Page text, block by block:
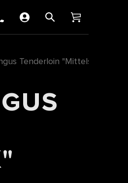
Tenderloin "Mittelstück"